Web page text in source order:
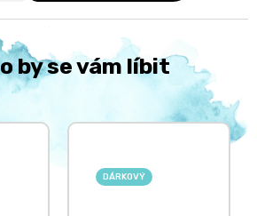
by se vám líbit
DÁRKOVÝ